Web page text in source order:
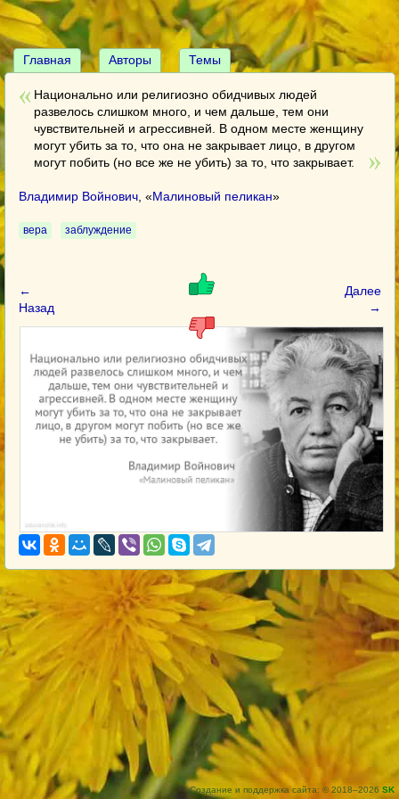
Главная Авторы Темы
Национально или религиозно обидчивых людей
развелось слишком много, и чем дальше, тем они
чувствительней и агрессивней. В одном месте женщину
могут убить за то, что она не закрывает лицо, в другом
могут побить (но все же не убить) за то, что закрывает.
Владимир Войнович , «Малиновый пеликан»
вера заблуждение
←
Назад
Далее
→
Создание и поддержка сайта: © 2018–2026 SK